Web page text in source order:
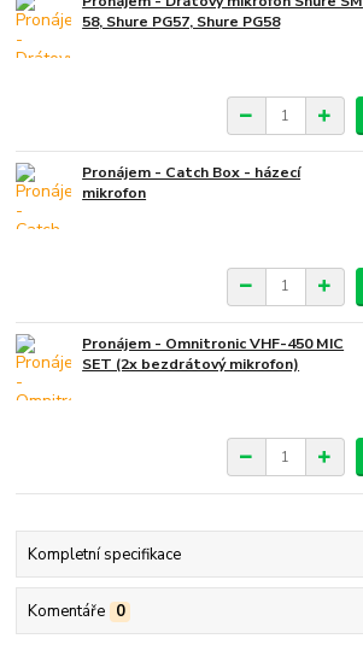
58, Shure PG57, Shure PG58
Pronájem - Catch Box - házecí
mikrofon
Pronájem - Omnitronic VHF-450 MIC
SET (2x bezdrátový mikrofon)
Kompletní specifikace
Komentáře 0